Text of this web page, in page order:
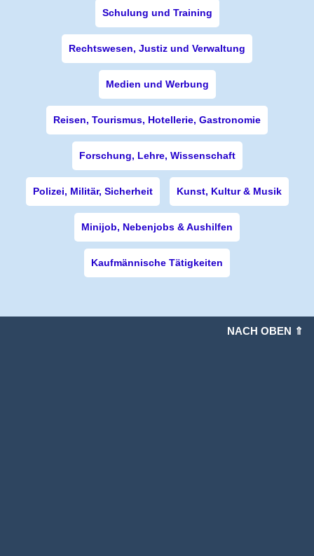
Schulung und Training
Rechtswesen, Justiz und Verwaltung
Medien und Werbung
Reisen, Tourismus, Hotellerie, Gastronomie
Forschung, Lehre, Wissenschaft
Polizei, Militär, Sicherheit Kunst, Kultur & Musik
Minijob, Nebenjobs & Aushilfen
Kaufmännische Tätigkeiten
NACH OBEN ⇑